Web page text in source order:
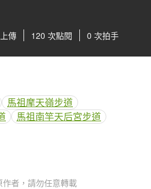
傳 120 次點閱 0 次拍手
馬祖摩天嶺步道
馬祖南竿天后宮步道
作者，請勿任意轉載